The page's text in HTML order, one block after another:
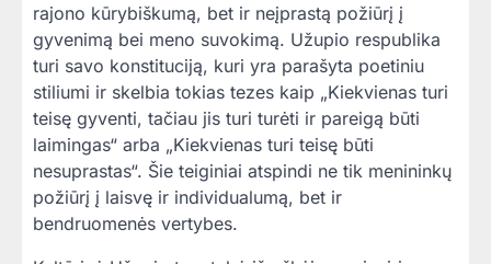
rajono kūrybiškumą, bet ir neįprastą požiūrį į
gyvenimą bei meno suvokimą. Užupio respublika
turi savo konstituciją, kuri yra parašyta poetiniu
stiliumi ir skelbia tokias tezes kaip „Kiekvienas turi
teisę gyventi, tačiau jis turi turėti ir pareigą būti
laimingas“ arba „Kiekvienas turi teisę būti
nesuprastas“. Šie teiginiai atspindi ne tik menininkų
požiūrį į laisvę ir individualumą, bet ir
bendruomenės vertybes.